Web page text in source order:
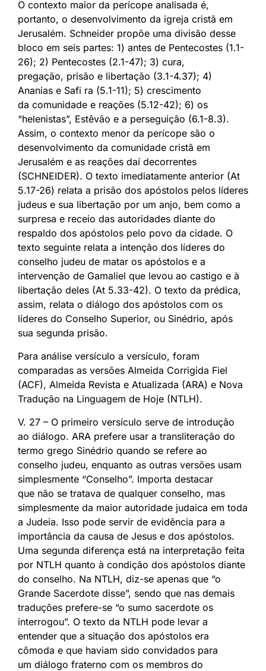
O contexto maior da perícope analisada é,
portanto, o desenvolvimento da igreja cristã em
Jerusalém. Schneider propõe uma divisão desse
bloco em seis partes: 1) antes de Pentecostes (1.1-
26); 2) Pentecostes (2.1-47); 3) cura,
pregação, prisão e libertação (3.1-4.37); 4)
Ananias e Safi ra (5.1-11); 5) crescimento
da comunidade e reações (5.12-42); 6) os
“helenistas”, Estêvão e a perseguição (6.1-8.3).
Assim, o contexto menor da perícope são o
desenvolvimento da comunidade cristã em
Jerusalém e as reações daí decorrentes
(SCHNEIDER). O texto imediatamente anterior (At
5.17-26) relata a prisão dos apóstolos pelos líderes
judeus e sua libertação por um anjo, bem como a
surpresa e receio das autoridades diante do
respaldo dos apóstolos pelo povo da cidade. O
texto seguinte relata a intenção dos líderes do
conselho judeu de matar os apóstolos e a
intervenção de Gamaliel que levou ao castigo e à
libertação deles (At 5.33-42). O texto da prédica,
assim, relata o diálogo dos apóstolos com os
líderes do Conselho Superior, ou Sinédrio, após
sua segunda prisão.
Para análise versículo a versículo, foram
comparadas as versões Almeida Corrigida Fiel
(ACF), Almeida Revista e Atualizada (ARA) e Nova
Tradução na Linguagem de Hoje (NTLH).
V. 27 – O primeiro versículo serve de introdução
ao diálogo. ARA prefere usar a transliteração do
termo grego Sinédrio quando se refere ao
conselho judeu, enquanto as outras versões usam
simplesmente “Conselho”. Importa destacar
que não se tratava de qualquer conselho, mas
simplesmente da maior autoridade judaica em toda
a Judeia. Isso pode servir de evidência para a
importância da causa de Jesus e dos apóstolos.
Uma segunda diferença está na interpretação feita
por NTLH quanto à condição dos apóstolos diante
do conselho. Na NTLH, diz-se apenas que “o
Grande Sacerdote disse”, sendo que nas demais
traduções prefere-se “o sumo sacerdote os
interrogou”. O texto da NTLH pode levar a
entender que a situação dos apóstolos era
cômoda e que haviam sido convidados para
um diálogo fraterno com os membros do